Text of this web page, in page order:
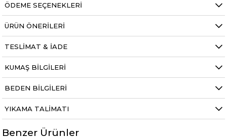
ÖDEME SEÇENEKLERI
ÜRÜN ÖNERILERI
TESLIMAT & İADE
KUMAŞ BILGILERI
BEDEN BILGILERI
YIKAMA TALIMATI
Benzer Ürünler